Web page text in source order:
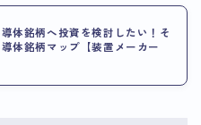
体銘柄へ投資を検討したい！そ
体銘柄マップ【装置メーカー